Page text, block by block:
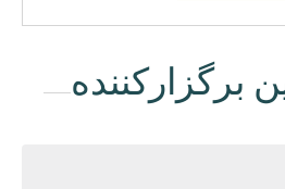
برگزارکننده